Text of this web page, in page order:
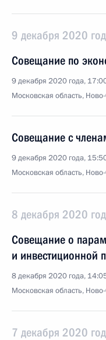
9 декабря 2020
Совещание по
9 декабря 2020 года,
Московская область,
Совещание с
9 декабря 2020 года,
Московская область,
8 декабря 2020
Совещание о
и
8 декабря 2020 года,
Московская область,
7 декабря 2020